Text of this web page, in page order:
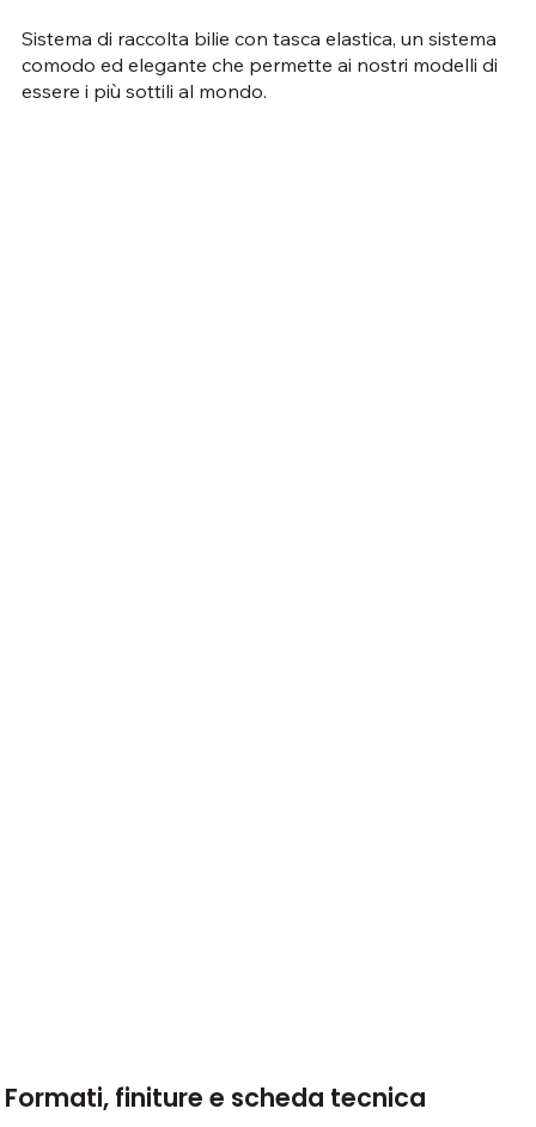
Sistema di raccolta bilie con tasca elastica, un sistema
comodo ed elegante che permette ai nostri modelli di
essere i più sottili al mondo.
Formati, finiture e scheda tecnica